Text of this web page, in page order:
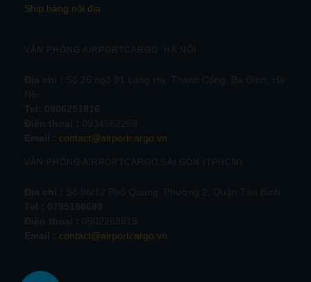
Ship hàng nội địa
VĂN PHÒNG AIRPORTCARGO HÀ NỘI
contact@airportcargo.vn
VĂN PHÒNG AIRPORTCARGO SÀI GÒN (TPHCM)
contact@airportcargo.vn